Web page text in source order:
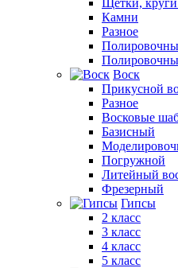
Щетки,
Камни
Разное
Воск
Прикусной
Разное
Восковые
Базисный
Погружной
Литейный
Фрезерный
Гипсы
2 класс
3 класс
4 класс
5 класс